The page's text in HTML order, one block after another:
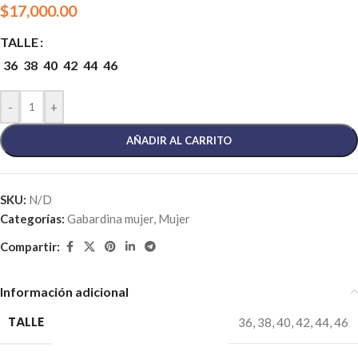
$17,000.00
TALLE
36 38 40 42 44 46
- +
AÑADIR AL CARRITO
SKU: N/D
Categorías: Gabardina mujer, Mujer
Compartir:
Información adicional
TALLE 36, 38,40,42,44,46